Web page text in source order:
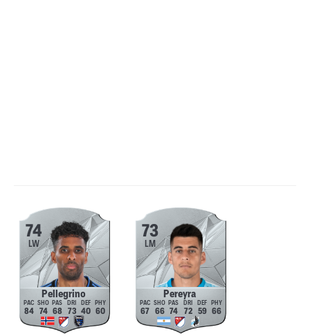
74
LW
Pellegrino
84 74 68 73 40 60
73
LM
Pereyra
67 66 74 72 59 66